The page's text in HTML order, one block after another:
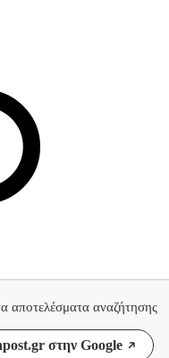
αποτελέσματα αναζήτησης
στην Google